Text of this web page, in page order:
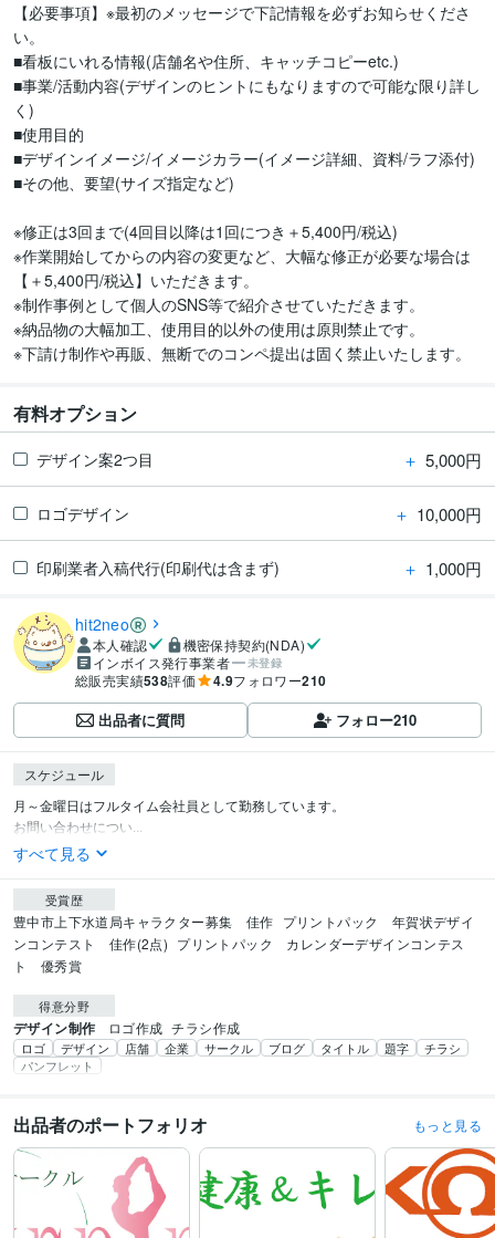
【必要事項】※最初のメッセージで下記情報を必ずお知らせくださ
い。
■看板にいれる情報(店舗名や住所、キャッチコピーetc.)
■事業/活動内容(デザインのヒントにもなりますので可能な限り詳し
く)
■使用目的
■デザインイメージ/イメージカラー(イメージ詳細、資料/ラフ添付)
■その他、要望(サイズ指定など)
※修正は3回まで(4回目以降は1回につき＋5,400円/税込)
※作業開始してからの内容の変更など、大幅な修正が必要な場合は
【＋5,400円/税込】いただきます。
※制作事例として個人のSNS等で紹介させていただきます。
※納品物の大幅加工、使用目的以外の使用は原則禁止です。
※下請け制作や再販、無断でのコンペ提出は固く禁止いたします。
有料オプション
デザイン案2つ目 ＋ 5,000円
ロゴデザイン ＋ 10,000円
印刷業者入稿代行(印刷代は含まず) ＋ 1,000円
hit2neo
本人確認
機密保持契約(NDA)
インボイス発行事業者
未登録
総販売実績538評価 4.9フォロワー210
出品者に質問 フォロー210
スケジュール
月～金曜日はフルタイム会社員として勤務しています。
お問い合わせについ...
すべて見る
受賞歴
豊中市上下水道局キャラクター募集　佳作 プリントパック　年賀状デザイ
ンコンテスト　佳作(2点) プリントパック　カレンダーデザインコンテス
ト　優秀賞
得意分野
デザイン制作 ロゴ作成 チラシ作成
ロゴ デザイン 店舗 企業 サークル ブログ タイトル 題字
チラシ
パンフレット
出品者のポートフォリオ もっと見る